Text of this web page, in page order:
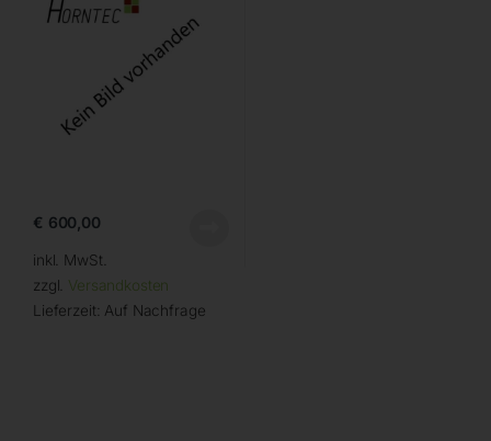
€ 600,00
inkl. MwSt.
zzgl. Versandkosten
Lieferzeit: Auf Nachfrage